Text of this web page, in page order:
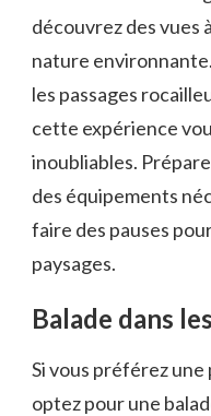
découvrez des vues
nature
⁢les passages
cette expérience
inoubliables.
⁤des équipements⁣
faire des pauses
paysages.
Balade dans
Si vous préférez
optez pour‍ une